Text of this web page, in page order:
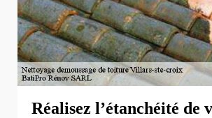
Réalisez l’étanchéité de